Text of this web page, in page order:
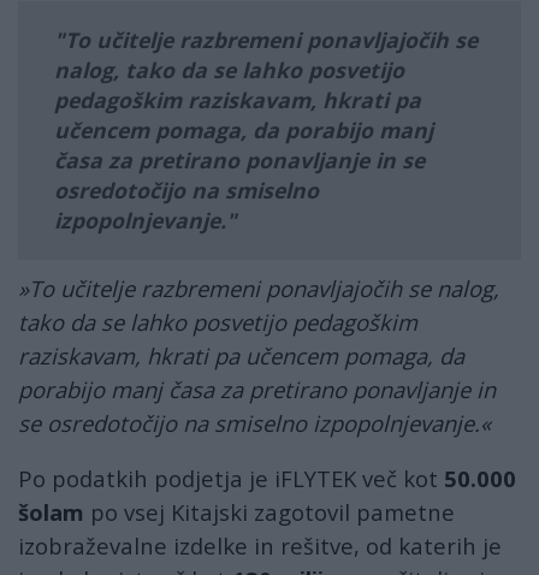
To učitelje razbremeni ponavljajočih se
nalog, tako da se lahko posvetijo
pedagoškim raziskavam, hkrati pa
učencem pomaga, da porabijo manj
časa za pretirano ponavljanje in se
osredotočijo na smiselno
izpopolnjevanje.
»To učitelje razbremeni ponavljajočih se nalog,
tako da se lahko posvetijo pedagoškim
raziskavam, hkrati pa učencem pomaga, da
porabijo manj časa za pretirano ponavljanje in
se osredotočijo na smiselno izpopolnjevanje.«
Po podatkih podjetja je iFLYTEK več kot 50.000
šolam po vsej Kitajski zagotovil pametne
izobraževalne izdelke in rešitve, od katerih je